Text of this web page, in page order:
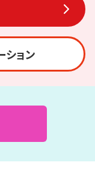
ション